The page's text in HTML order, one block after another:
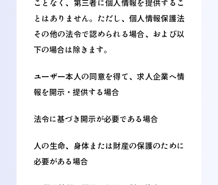
ことなく、第三者に個人情報を提供するこ
とはありません。ただし、個人情報保護法
その他の法令で認められる場合、および以
下の場合は除きます。
ユーザー本人の同意を得て、求人企業へ情
報を開示・提供する場合
法令に基づき開示が必要である場合
人の生命、身体または財産の保護のために
必要がある場合